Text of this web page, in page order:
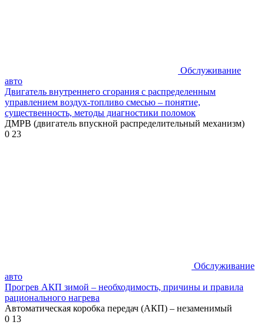
Обслуживание
авто
Двигатель внутреннего сгорания с распределенным
управлением воздух-топливо смесью – понятие,
существенность, методы диагностики поломок
ДМРВ (двигатель впускной распределительный механизм)
0 23
Обслуживание
авто
Прогрев АКП зимой – необходимость, причины и правила
рационального нагрева
Автоматическая коробка передач (АКП) – незаменимый
0 13